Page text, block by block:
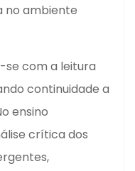
no ambiente
se com a leitura
continuidade a
ensino
crítica dos